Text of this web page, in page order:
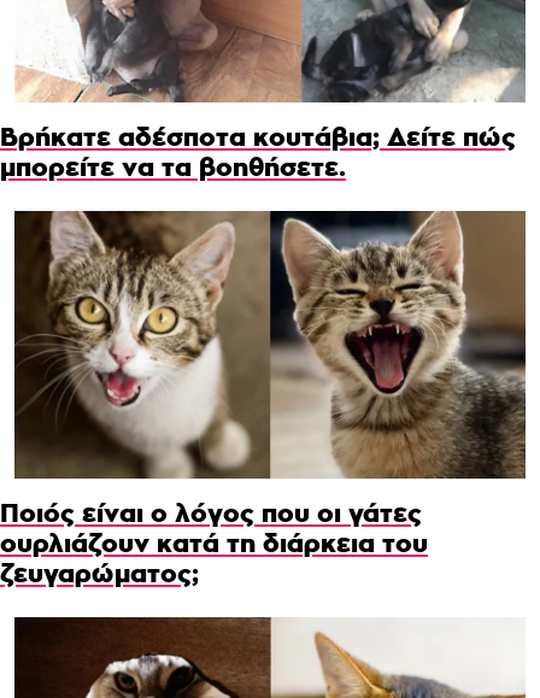
Βρήκατε αδέσποτα κουτάβια; Δείτε πώς
μπορείτε να τα βοηθήσετε.
Ποιός είναι ο λόγος που οι γάτες
ουρλιάζουν κατά τη διάρκεια του
ζευγαρώματος;